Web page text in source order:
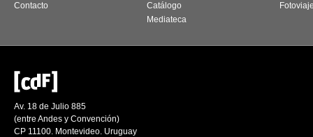
Contacto
Catálogo
Mediateca
Av. 18 de Julio 885
(entre Andes y Convención)
CP 11100. Montevideo. Uruguay